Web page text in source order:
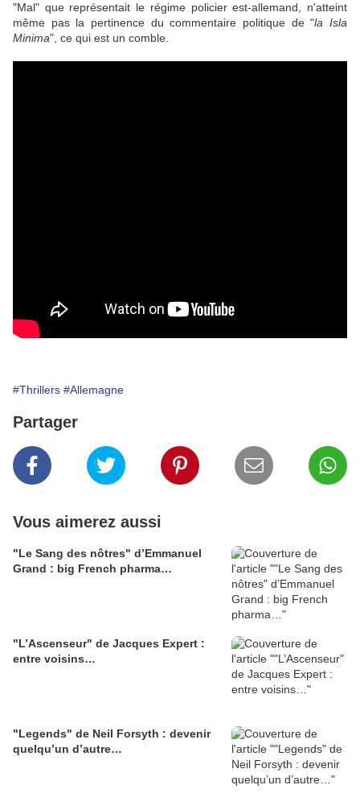
"Mal" que représentait le régime policier est-allemand, n'atteint
même pas la pertinence du commentaire politique de "la Isla
Minima", ce qui est un comble.
#Thrillers #Allemagne
Partager
Vous aimerez aussi
"Le Sang des nôtres" d’Emmanuel
Grand : big French pharma…
"L’Ascenseur" de Jacques Expert :
entre voisins…
"Legends" de Neil Forsyth : devenir
quelqu’un d’autre…